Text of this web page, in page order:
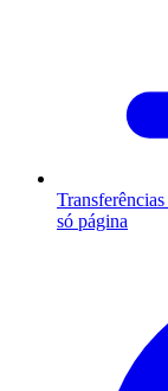
Transferências
só página